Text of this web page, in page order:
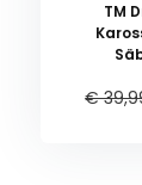
TM
€